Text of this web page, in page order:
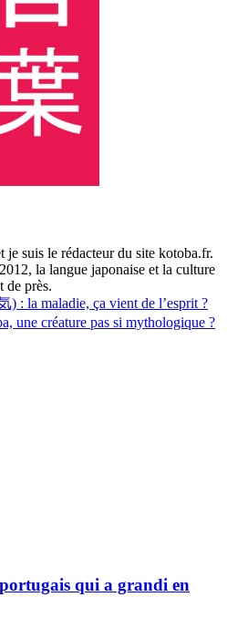
je suis le rédacteur du site kotoba.fr.
la langue japonaise et la culture
de près.
) : la maladie, ça vient de l’esprit ?
une créature pas si mythologique ?
qui a grandi en